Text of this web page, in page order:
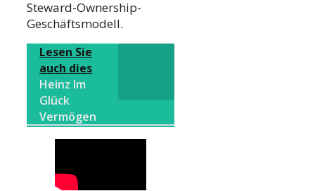
Steward-Ownership-
Geschäftsmodell.
Lesen Sie
auch dies
Heinz Im
Glück
Vermögen